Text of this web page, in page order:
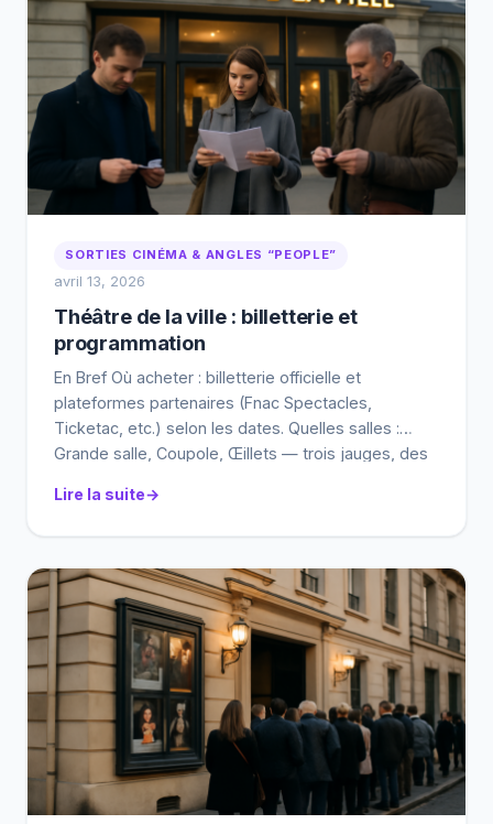
SORTIES CINÉMA & ANGLES “PEOPLE”
avril 13, 2026
Théâtre de la ville : billetterie et
programmation
En Bref Où acheter : billetterie officielle et
plateformes partenaires (Fnac Spectacles,
Ticketac, etc.) selon les dates. Quelles salles :
Grande salle, Coupole, Œillets — trois jauges, des
activer les alertes de programmation, comparer les
Lire la suite